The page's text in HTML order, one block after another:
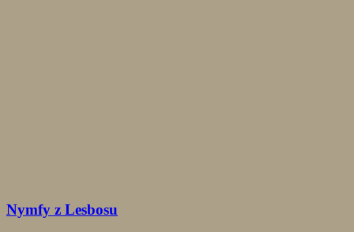
Nymfy z Lesbosu